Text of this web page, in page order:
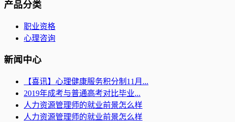
产品分类
职业资格
心理咨询
新闻中心
【喜讯】心理健康服务积分制11月...
2019年成考与普通高考对比毕业...
人力资源管理师的就业前景怎么样
人力资源管理师的就业前景怎么样